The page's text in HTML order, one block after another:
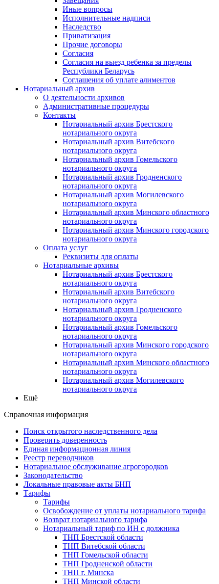
Иные вопросы
Исполнительные надписи
Наследство
Приватизация
Прочие договоры
Согласия
Согласия на выезд ребенка за пределы
Республики Беларусь
Соглашения об уплате алиментов
Нотариальный архив
О деятельности архивов
Административные процедуры
Контакты
Нотариальный архив Брестского
нотариального округа
Нотариальный архив Витебского
нотариального округа
Нотариальный архив Гомельского
нотариального округа
Нотариальный архив Гродненского
нотариального округа
Нотариальный архив Могилевского
нотариального округа
Нотариальный архив Минского областного
нотариального округа
Нотариальный архив Минского городского
нотариального округа
Оплата услуг
Реквизиты для оплаты
Нотариальные архивы
Нотариальный архив Брестского
нотариального округа
Нотариальный архив Витебского
нотариального округа
Нотариальный архив Гродненского
нотариального округа
Нотариальный архив Гомельского
нотариального округа
Нотариальный архив Минского городского
нотариального округа
Нотариальный архив Минского областного
нотариального округа
Нотариальный архив Могилевского
нотариального округа
Ещё
Справочная информация
Поиск открытого наследственного дела
Проверить доверенность
Единая информационная линия
Реестр переводчиков
Нотариальное обслуживание агрогородков
Законодательство
Локальные правовые акты БНП
Тарифы
Тарифы
Освобождение от уплаты нотариального тарифа
Возврат нотариального тарифа
Нотариальный тариф по ИН с должника
ТНП Брестской области
ТНП Витебской области
ТНП Гомельской области
ТНП Гродненской области
ТНП г. Минска
ТНП Минской области